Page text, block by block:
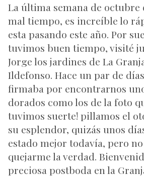
La última semana de octubre
mal tiempo, es increíble lo
esta pasando este año. Por
tuvimos buen tiempo, visité
Jorge los jardines de La
Ildefonso. Hace un par de
firmaba por encontrarnos
dorados como los de la foto
tuvimos suerte! pillamos el
su esplendor, quizás unos
estado mejor todavía, pero
quejarme la verdad.
preciosa postboda en la